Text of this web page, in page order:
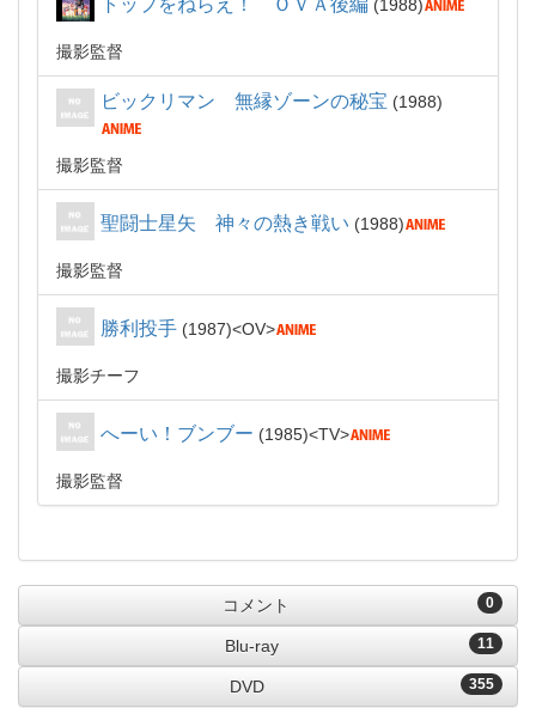
トップをねらえ！ ＯＶＡ後編 1988
撮影監督
ビックリマン 無縁ゾーンの秘宝 1988
撮影監督
聖闘士星矢 神々の熱き戦い 1988
撮影監督
勝利投手 1987 OV
撮影チーフ
へーい！ブンブー 1985 TV
撮影監督
0
コメント
11
Blu-ray
355
DVD